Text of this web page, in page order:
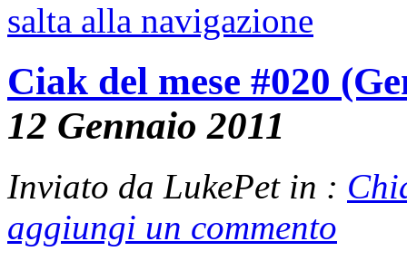
salta alla navigazione
Ciak del mese #020
12 Gennaio 2011
Inviato da LukePet in :
aggiungi un commento